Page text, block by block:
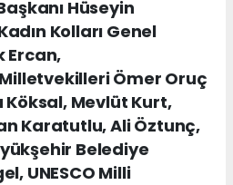
Hüseyin
Kolları Genel
Ercan,
Ömer Oruç
Mevlüt Kurt,
Karatutlu, Ali Öztunç,
Belediye
UNESCO Milli